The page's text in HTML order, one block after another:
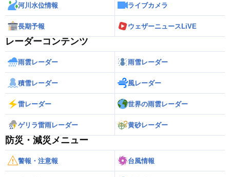
河川水位情報 ライブカメラ
長期予報 ウェザーニュースLiVE
レーダーコンテンツ
雨雲レーダー 雨雪レーダー
積雪レーダー 風レーダー
雷レーダー 世界の雨雲レーダー
ゲリラ雷雨レーダー 黄砂レーダー
防災・減災メニュー
警報・注意報 台風情報